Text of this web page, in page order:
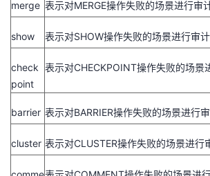
merge 表示对MERGE操作失败的场景进行审
show 表示对SHOW操作失败的场景进行审计
check
point
表示对CHECKPOINT操作失败的场景
barrier 表示对BARRIER操作失败的场景进行
cluster 表示对CLUSTER操作失败的场景进行